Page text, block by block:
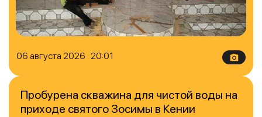
06 августа 2026 20:01
Пробурена скважина для чистой воды на
приходе святого Зосимы в Кении